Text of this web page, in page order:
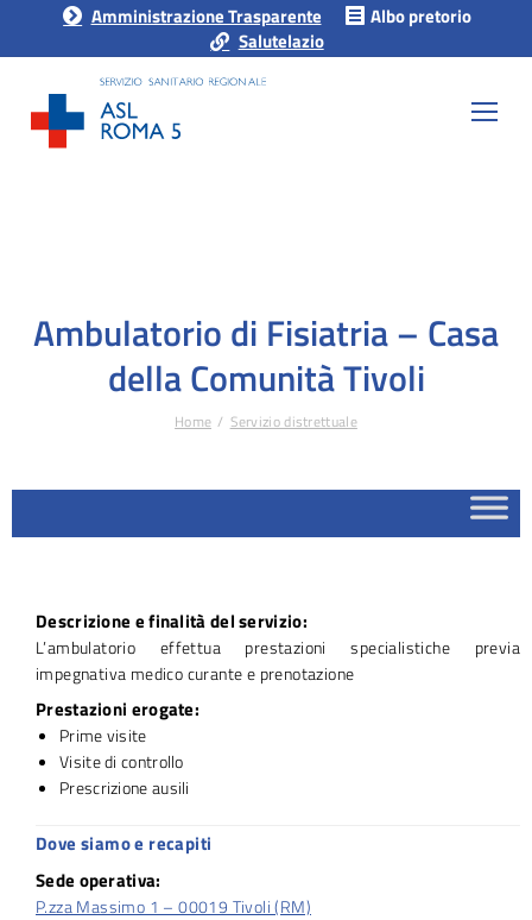
Amministrazione Trasparente
Albo pretorio
Salutelazio
Ambulatorio di Fisiatria – Casa
della Comunità Tivoli
Home Servizio distrettuale
Descrizione e finalità del servizio:
L’ambulatorio effettua prestazioni specialistiche previa
impegnativa medico curante e prenotazione
Prestazioni erogate:
Prime visite
Visite di controllo
Prescrizione ausili
Dove siamo e recapiti
Sede operativa:
P.zza Massimo 1 – 00019 Tivoli (RM)